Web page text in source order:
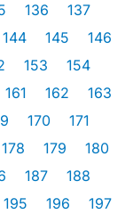
136
137
144 145
146
153
154
161 162
163
170
171
178 179
180
187
188
195 196
197